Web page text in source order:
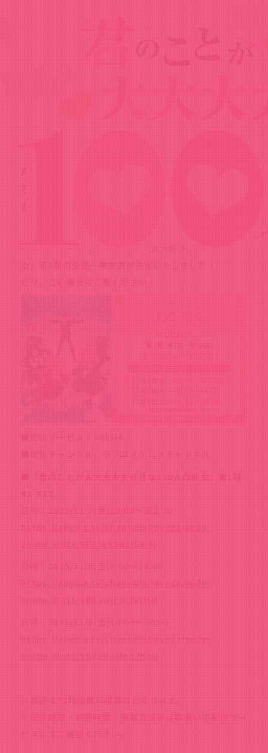
News
ABEMAにて『君のことが大大大大大好
きな100人の彼女』第1期の全話一挙放送
が決定！
ABEMAにて『君のことが大大大大大好きな100人の彼
女』第1期の全話一挙放送が決定いたしました！
ぜひ、この機会にご覧ください！
■配信サービス：ABEMA
■配信チャンネル：ラブコメアニメチャンネル
■『君のことが大大大大大好きな100人の彼女』第1期
#1-#12
日時：2025/11/7(金)20:00～翌2:00
https://abema.tv/channels/lovecomedy-
anime/slots/9EaJg6Sd1iSm4j
日時：2025/11/8(土)8:00～14:00
https://abema.tv/channels/lovecomedy-
anime/slots/9BKJwjEoLfVLHM
日時：2025/11/8(土)14:00～20:00
https://abema.tv/channels/lovecomedy-
anime/slots/9BKJuJ4foo7Kbu
※放送後72時間無料視聴可となります。
※配信期間・視聴時間・視聴方法等は取扱いの配信サー
ビスにてご確認ください。